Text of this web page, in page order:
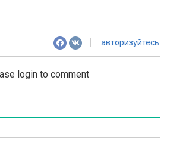
авторизуйтесь
login to comment